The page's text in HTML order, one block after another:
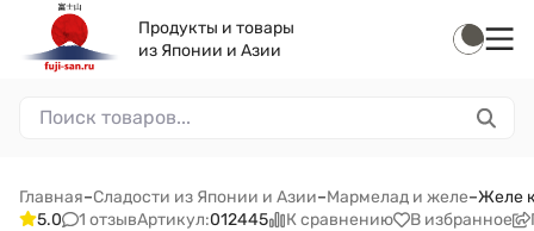
Продукты и товары
из Японии и Азии
Главная–Сладости из Японии и Азии–Мармелад и желе–Желе
5.0
1 отзывАртикул:012445 К сравнению В избранное